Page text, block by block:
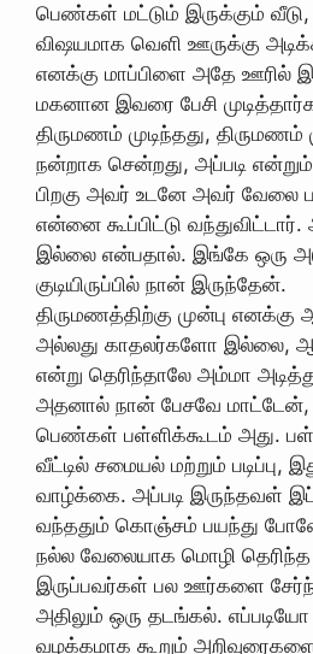
பெண்கள் மட்டும் இருக்கும் வீடு,
விஷயமாக வெளி ஊருக்கு
எனக்கு மாப்பிளை அதே ஊரில்
மகனான இவரை பேசி
திருமணம் முடிந்தது, திருமணம்
நன்றாக சென்றது, அப்படி
பிறகு அவர் உடனே அவர் வேலை
என்னை கூப்பிட்டு வந்துவிட்டார்.
இல்லை என்பதால். இங்கே ஒரு
குடியிருப்பில் நான் இருந்தேன்.
திருமணத்திற்கு முன்பு
அல்லது காதலர்களோ இல்லை,
என்று தெரிந்தாலே அம்மா
அதனால் நான் பேசவே மாட்டேன்,
பெண்கள் பள்ளிக்கூடம் அது.
வீட்டில் சமையல் மற்றும் படிப்பு,
வாழ்க்கை. அப்படி இருந்தவள்
வந்ததும் கொஞ்சம் பயந்து
நல்ல வேலையாக மொழி
இருப்பவர்கள் பல ஊர்களை
அதிலும் ஒரு தடங்கல்.
வழக்கமாக கூறும் அறிவுரைகளை